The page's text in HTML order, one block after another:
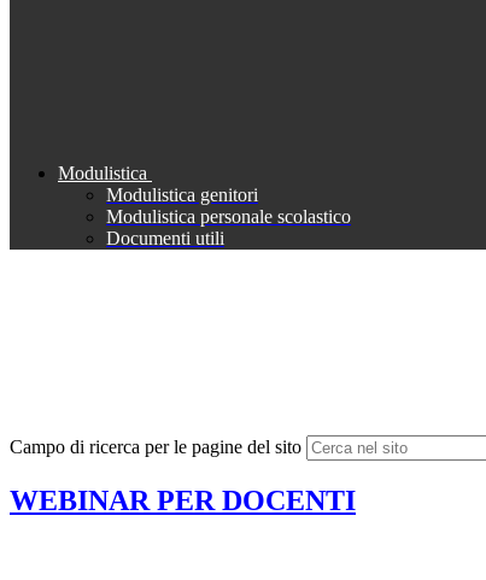
Modulistica
Modulistica genitori
Modulistica personale scolastico
Documenti utili
Campo di ricerca per le pagine del sito
WEBINAR PER DOCENTI